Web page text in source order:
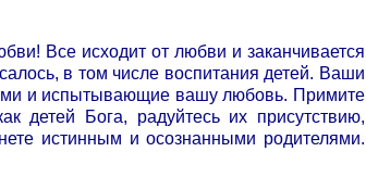
Все исходит от любви и заканчивается
в том числе воспитания детей. Ваши
и испытывающие вашу любовь. Примите
детей Бога, радуйтесь их присутствию,
истинным и осознанными родителями.